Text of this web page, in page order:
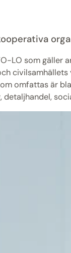
LO som gäller
omfattas är
detaljhandel,